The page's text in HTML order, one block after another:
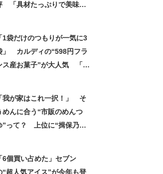
「具材たっぷりで美味し
「1袋だけのつもりが一気に3
」 カルディの“598円フラ
ス産お菓子”が大人気 「デ
「我が家はこれ一択！」 そ
めんに合う“市販のめんつ
”って？ 上位に“揖保乃
「6個買い占めた」セブン
“超人気アイス”が今年も登